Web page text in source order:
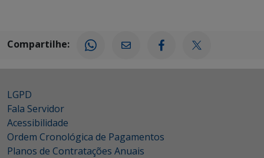
Compartilhe:
LGPD
Fala Servidor
Acessibilidade
Ordem Cronológica de Pagamentos
Planos de Contratações Anuais